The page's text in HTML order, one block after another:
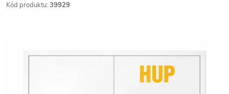
Kód produktu: 39929